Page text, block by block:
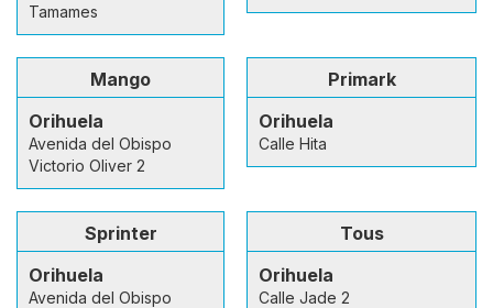
Tamames
Mango
Orihuela
Avenida del Obispo
Victorio Oliver 2
Primark
Orihuela
Calle Hita
Sprinter
Orihuela
Avenida del Obispo
Tous
Orihuela
Calle Jade 2